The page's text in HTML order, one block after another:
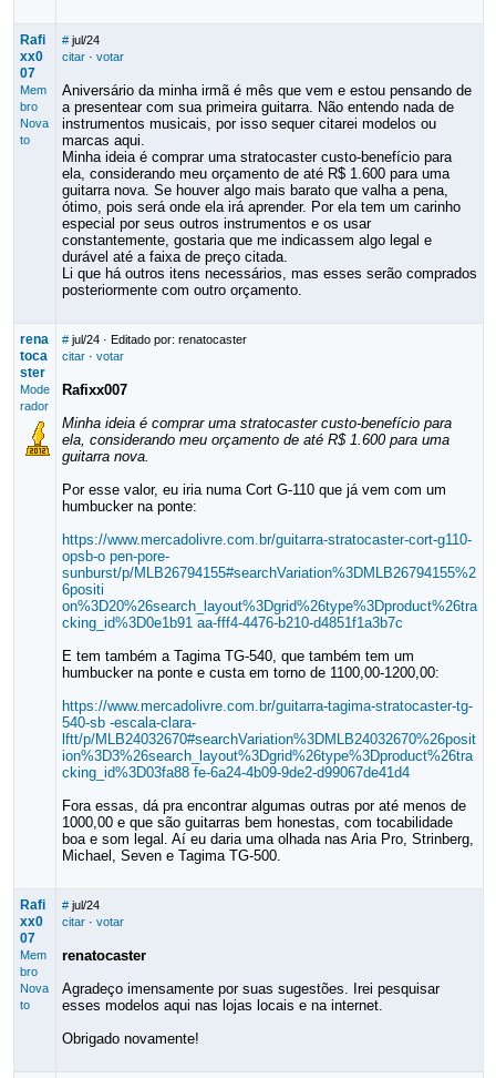
Rafi
xx0
07
Mem
bro
Nova
to
# jul/24
citar· votar
Aniversário da minha irmã é mês que vem e estou pensando de
a presentear com sua primeira guitarra. Não entendo nada de
instrumentos musicais, por isso sequer citarei modelos ou
marcas aqui.
Minha ideia é comprar uma stratocaster custo-benefício para
ela, considerando meu orçamento de até R$ 1.600 para uma
guitarra nova. Se houver algo mais barato que valha a pena,
ótimo, pois será onde ela irá aprender. Por ela tem um carinho
especial por seus outros instrumentos e os usar
constantemente, gostaria que me indicassem algo legal e
durável até a faixa de preço citada.
Li que há outros itens necessários, mas esses serão comprados
posteriormente com outro orçamento.
rena
toca
ster
Mode
rador
# jul/24· Editado por: renatocaster
citar· votar
Rafixx007
Minha ideia é comprar uma stratocaster custo-benefício para
ela, considerando meu orçamento de até R$ 1.600 para uma
guitarra nova.
Por esse valor, eu iria numa Cort G-110 que já vem com um
humbucker na ponte:
https://www.mercadolivre.com.br/guitarra-stratocaster-cort-g110-
opsb-o pen-pore-
sunburst/p/MLB26794155#searchVariation%3DMLB26794155%2
6positi
on%3D20%26search_layout%3Dgrid%26type%3Dproduct%26tra
cking_id%3D0e1b91 aa-fff4-4476-b210-d4851f1a3b7c
E tem também a Tagima TG-540, que também tem um
humbucker na ponte e custa em torno de 1100,00-1200,00:
https://www.mercadolivre.com.br/guitarra-tagima-stratocaster-tg-
540-sb -escala-clara-
lftt/p/MLB24032670#searchVariation%3DMLB24032670%26posit
ion%3D3%26search_layout%3Dgrid%26type%3Dproduct%26tra
cking_id%3D03fa88 fe-6a24-4b09-9de2-d99067de41d4
Fora essas, dá pra encontrar algumas outras por até menos de
1000,00 e que são guitarras bem honestas, com tocabilidade
boa e som legal. Aí eu daria uma olhada nas Aria Pro, Strinberg,
Michael, Seven e Tagima TG-500.
Rafi
xx0
07
Mem
bro
Nova
to
# jul/24
citar· votar
renatocaster
Agradeço imensamente por suas sugestões. Irei pesquisar
esses modelos aqui nas lojas locais e na internet.
Obrigado novamente!